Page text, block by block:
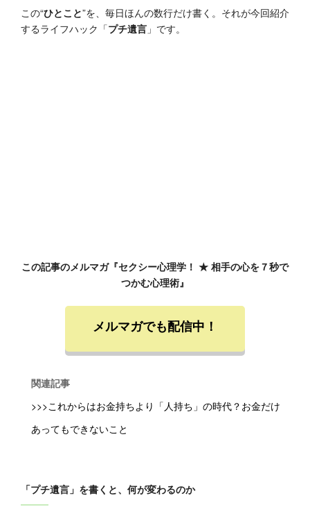
この“ひとこと”を、毎日ほんの数行だけ書く。それが今回紹介
するライフハック「プチ遺言 」です。
この記事のメルマガ『セクシー心理学！ ★ 相手の心を７秒で
つかむ心理術』
メルマガでも配信中！
関連記事
>>>これからはお金持ちより「人持ち」の時代？お金だけ
あってもできないこと
「プチ遺言」を書くと、何が変わるのか